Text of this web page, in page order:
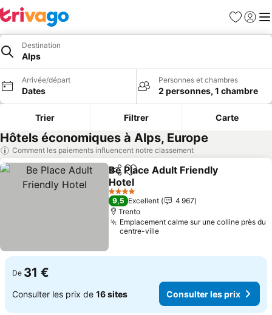
Favoris
Se
Destination
Alps
Arrivée/départ
Dates
Personnes et chambres
2 personnes, 1 chambre
Trier Filtrer Carte
Hôtels économiques à Alps, Europe
Comment les paiements influencent notre classement
PartagerAjouter à mes favoris
Be Place Adult Friendly
Hotel
4 Étoiles
9,5 Excellent
4 967
Trento
Emplacement calme sur une colline près du
centre-ville
De 31 €
Consulter les prix de 16 sites Consulter les prix